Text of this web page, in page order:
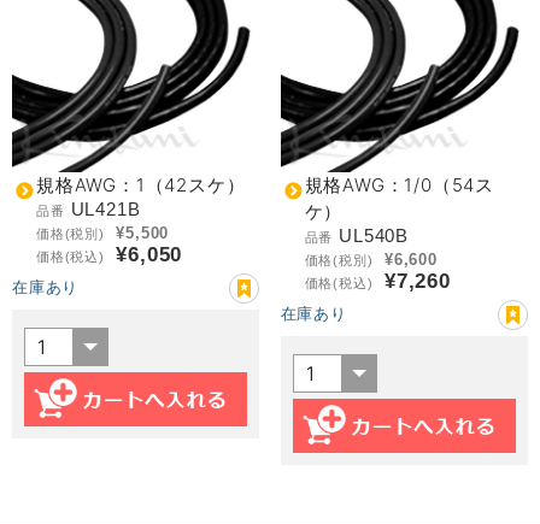
規格AWG：1（42スケ）
品番 UL421B
価格(税別) ¥5,500
価格(税込) ¥6,050
在庫あり
規格AWG：1/0（54ス
ケ）
品番 UL540B
価格(税別) ¥6,600
価格(税込) ¥7,260
在庫あり